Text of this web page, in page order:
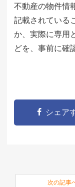
不動産の物件情
記載されている
か、実際に専用
どを、事前に確
シェア
次の記事